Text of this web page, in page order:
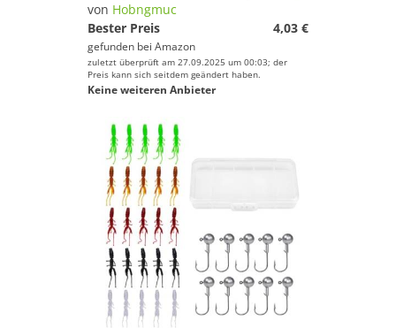
von Hobngmuc
Bester Preis
4,03 €
gefunden bei Amazon
zuletzt überprüft am 27.09.2025 um 00:03; der
Preis kann sich seitdem geändert haben.
Keine weiteren Anbieter